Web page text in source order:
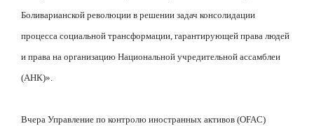
Боливарианской революции в решении задач консолидации
процесса социальной трансформации, гарантирующей права людей
и права на организацию Национальной учредительной ассамблеи
(АНК)».
Вчера Управление по контролю иностранных активов (OFAC)